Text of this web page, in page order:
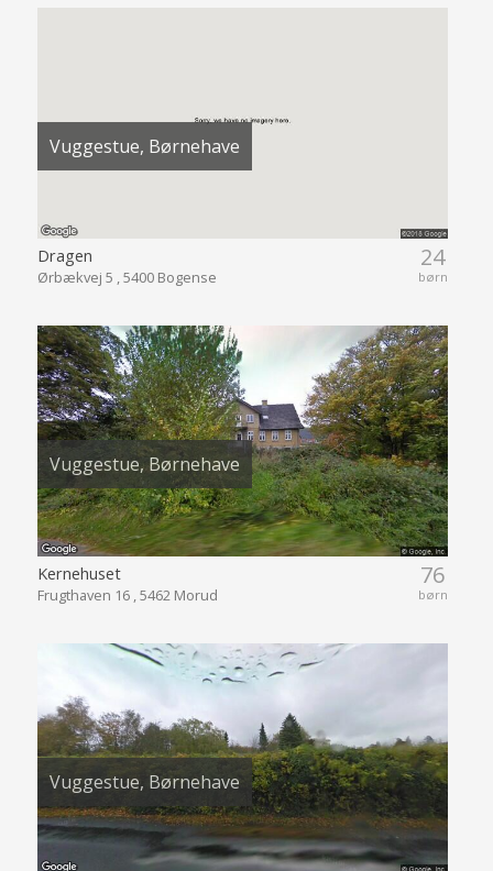
Vuggestue, Børnehave
24
børn
Dragen
Ørbækvej 5 , 5400 Bogense
Vuggestue, Børnehave
76
børn
Kernehuset
Frugthaven 16 , 5462 Morud
Vuggestue, Børnehave